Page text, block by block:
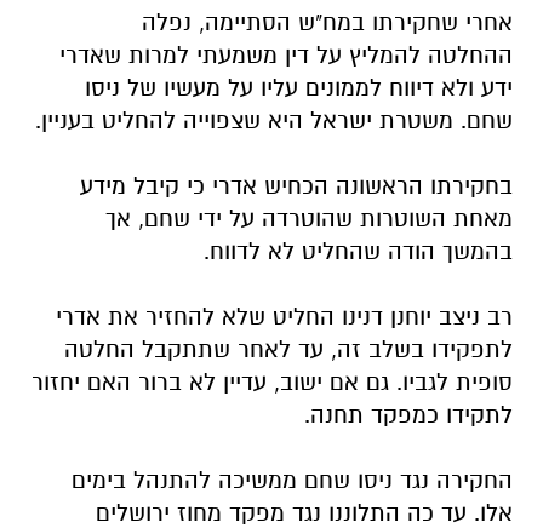
אחרי שחקירתו במח"ש הסתיימה, נפלה
ההחלטה להמליץ על דין משמעתי למרות שאדרי
ידע ולא דיווח לממונים עליו על מעשיו של ניסו
שחם. משטרת ישראל היא שצפוייה להחליט בעניין.
בחקירתו הראשונה הכחיש אדרי כי קיבל מידע
מאחת השוטרות שהוטרדה על ידי שחם, אך
בהמשך הודה שהחליט לא לדווח.
רב ניצב יוחנן דנינו החליט שלא להחזיר את אדרי
לתפקידו בשלב זה, עד לאחר שתתקבל החלטה
סופית לגביו. גם אם ישוב, עדיין לא ברור האם יחזור
לתקידו כמפקד תחנה.
החקירה נגד ניסו שחם ממשיכה להתנהל בימים
אלו. עד כה התלוננו נגד מפקד מחוז ירושלים